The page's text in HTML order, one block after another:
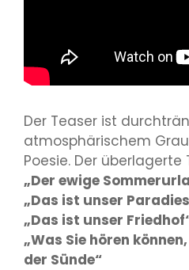
Der Teaser ist
atmosphärischem
Poesie. Der überlagerte
„Der ewige
„Das ist unser
„Das ist unser
„Was Sie hören
der Sünde“